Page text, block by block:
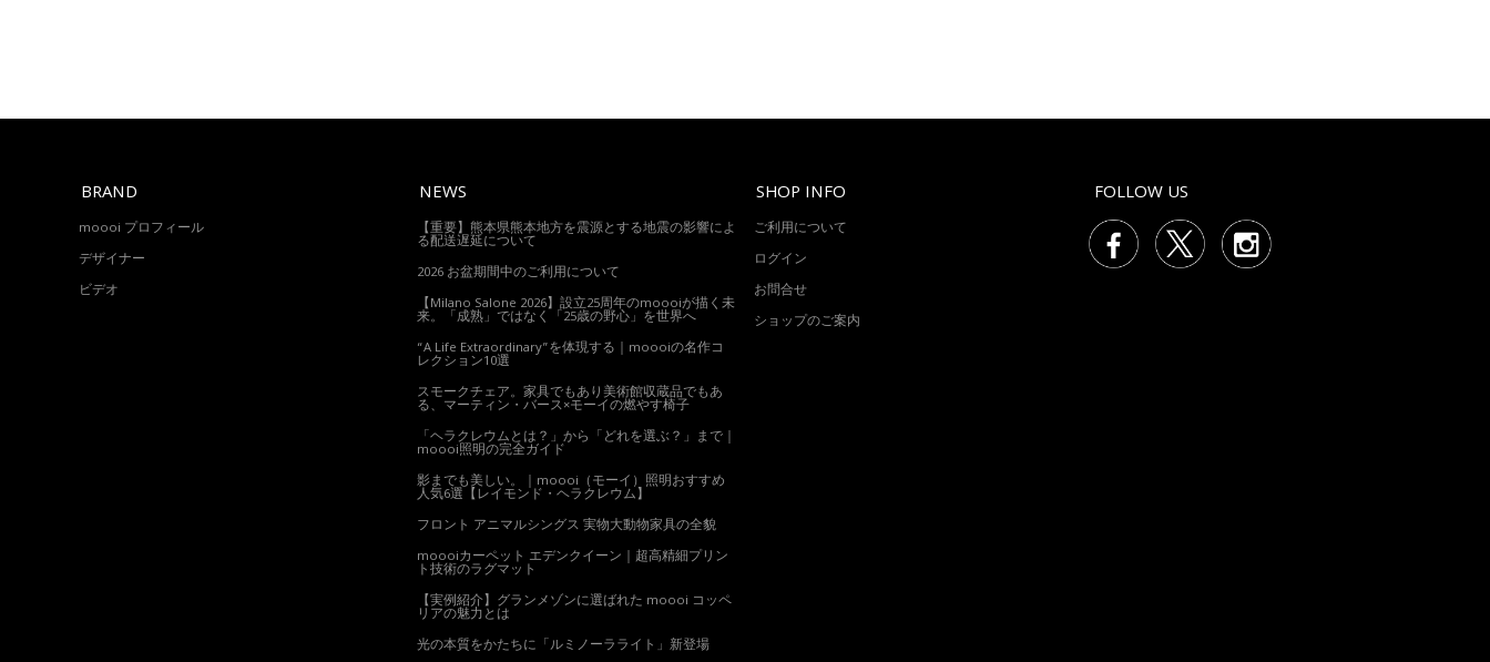
BRAND
moooi プロフィール
デザイナー
ビデオ
NEWS
【重要】熊本県熊本地方を震源とする地震の影響によ
る配送遅延について
2026 お盆期間中のご利用について
【Milano Salone 2026】設立25周年のmoooiが描く未
来。「成熟」ではなく「25歳の野心」を世界へ
“A Life Extraordinary”を体現する｜moooiの名作コ
レクション10選
スモークチェア。家具でもあり美術館収蔵品でもあ
る、マーティン・バース×モーイの燃やす椅子
「ヘラクレウムとは？」から「どれを選ぶ？」まで｜
moooi照明の完全ガイド
影までも美しい。｜moooi（モーイ）照明おすすめ
人気6選【レイモンド・ヘラクレウム】
フロント アニマルシングス 実物大動物家具の全貌
moooiカーペット エデンクイーン｜超高精細プリン
ト技術のラグマット
【実例紹介】グランメゾンに選ばれた moooi コッペ
リアの魅力とは
光の本質をかたちに「ルミノーラライト」新登場
SHOP INFO
ご利用について
ログイン
お問合せ
ショップのご案内
FOLLOW US